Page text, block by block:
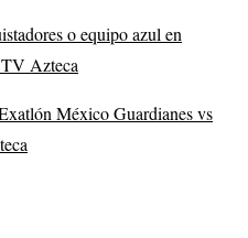
o equipo azul en
Azteca
México Guardianes vs